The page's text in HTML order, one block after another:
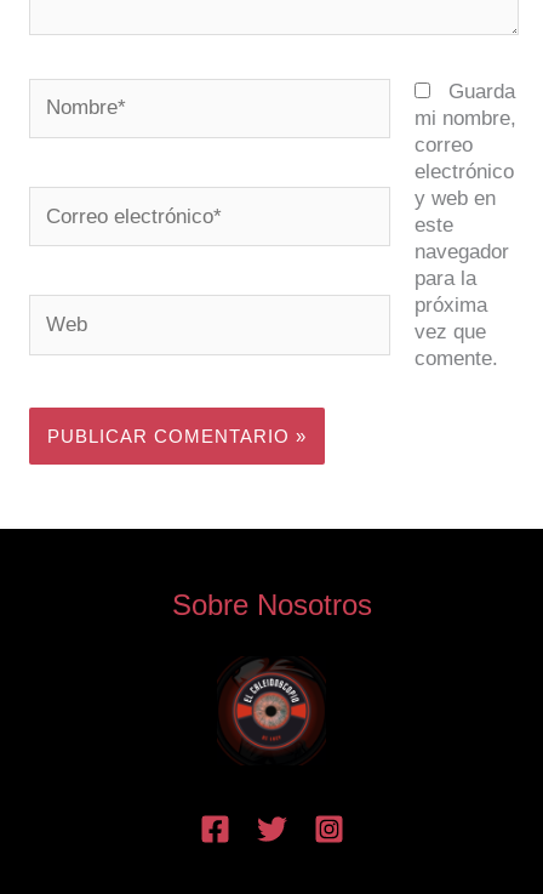
electrónico*
Guarda
mi nombre,
correo
electrónico
y web en
este
navegador
para la
próxima
vez que
comente.
Sobre Nosotros